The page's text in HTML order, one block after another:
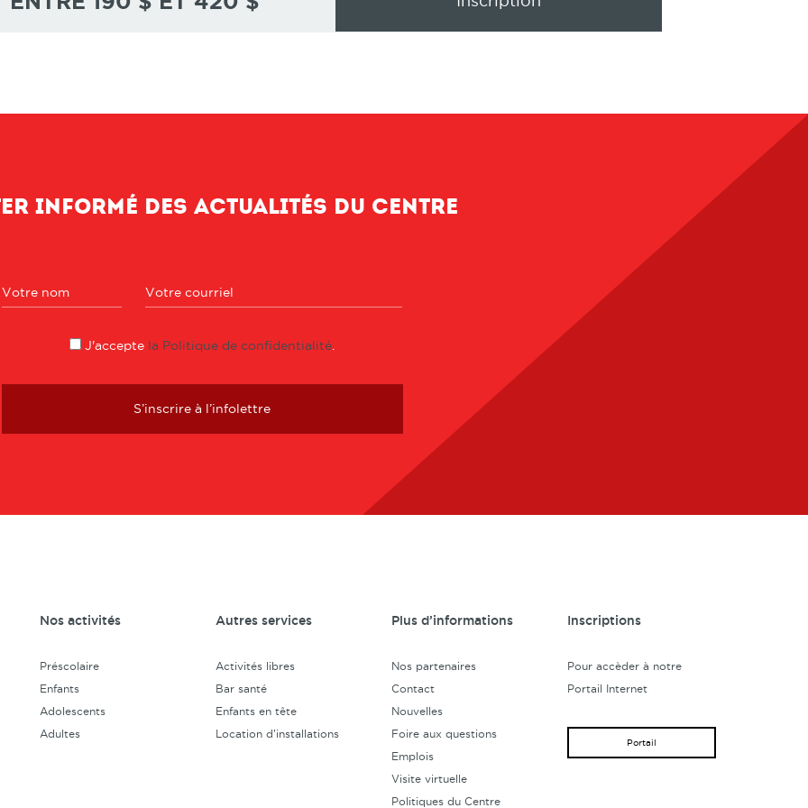
informé des actualités du centre
J'accepte la Politique de confidentialité
S’inscrire à l’infolettre
Nos activités
Préscolaire
Enfants
Adolescents
Adultes
Autres services
Activités libres
Bar santé
Enfants en tête
Location d’installations
Plus d’informations
Nos partenaires
Contact
Nouvelles
Foire aux questions
Emplois
Visite virtuelle
Politiques du Centre
Inscriptions
Pour accèder à notre
Portail Internet
Portail